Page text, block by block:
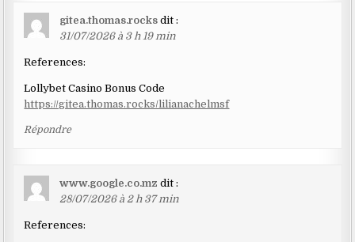
gitea.thomas.rocks dit :
31/07/2026 à 3 h 19 min
References:
Lollybet Casino Bonus Code
https://gitea.thomas.rocks/lilianachelmsf
Répondre
www.google.co.mz dit :
28/07/2026 à 2 h 37 min
References: